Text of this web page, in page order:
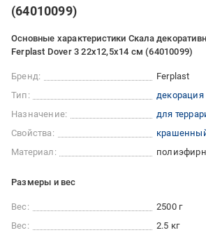
(64010099)
Основные характеристики Скала
Ferplast Dover 3 22х12,5х14 см (64010099)
Бренд:
Ferplast
Тип:
декорация
Назначение:
для
Свойства:
Материал:
Размеры и вес
Вес:
2500 г
Вес:
2.5 кг